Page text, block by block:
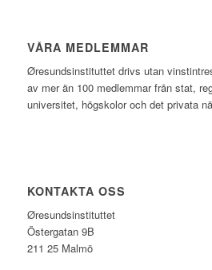
VÅRA MEDLEMMAR
Øresundsinstituttet drivs utan
av mer än 100 medlemmar från stat,
universitet, högskolor och det privata
KONTAKTA OSS
Øresundsinstituttet
Östergatan 9B
211 25 Malmö